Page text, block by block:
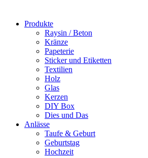
Produkte
Raysin / Beton
Kränze
Papeterie
Sticker und Etiketten
Textilien
Holz
Glas
Kerzen
DIY Box
Dies und Das
Anlässe
Taufe & Geburt
Geburtstag
Hochzeit